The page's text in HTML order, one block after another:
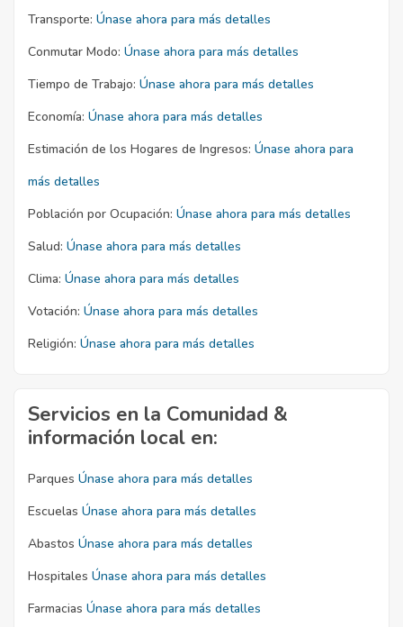
Transporte: Únase ahora para más detalles
Conmutar Modo: Únase ahora para más detalles
Tiempo de Trabajo: Únase ahora para más detalles
Economía: Únase ahora para más detalles
Estimación de los Hogares de Ingresos: Únase ahora para
más detalles
Población por Ocupación: Únase ahora para más detalles
Salud: Únase ahora para más detalles
Clima: Únase ahora para más detalles
Votación: Únase ahora para más detalles
Religión: Únase ahora para más detalles
Servicios en la Comunidad &
información local en:
Parques Únase ahora para más detalles
Escuelas Únase ahora para más detalles
Abastos Únase ahora para más detalles
Hospitales Únase ahora para más detalles
Farmacias Únase ahora para más detalles